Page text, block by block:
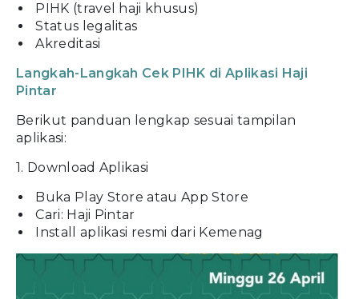
PIHK (travel haji khusus)
Status legalitas
Akreditasi
Langkah-Langkah Cek PIHK di Aplikasi Haji
Pintar
Berikut panduan lengkap sesuai tampilan
aplikasi:
1. Download Aplikasi
Buka Play Store atau App Store
Cari: Haji Pintar
Install aplikasi resmi dari Kemenag